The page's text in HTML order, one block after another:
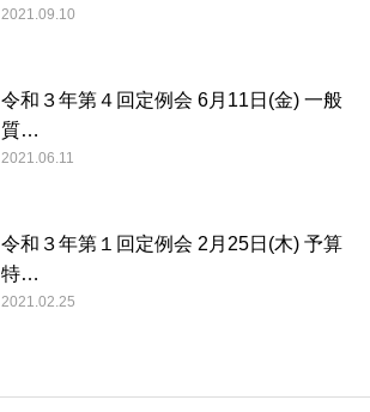
2021.09.10
令和３年第４回定例会 6月11日(金) 一般
質…
2021.06.11
令和３年第１回定例会 2月25日(木) 予算
特…
2021.02.25